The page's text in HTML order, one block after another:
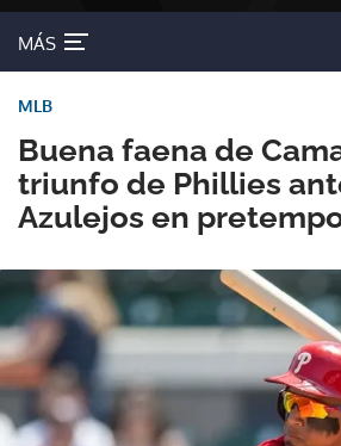
MÁS
Buena faena de
triunfo de Phillies
Azulejos en
MLB